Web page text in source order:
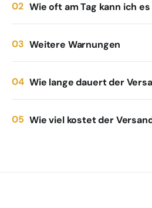
Wie oft am Tag kann ich
Weitere Warnungen
Wie lange dauert der
Wie viel kostet der